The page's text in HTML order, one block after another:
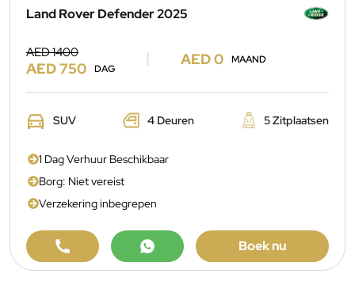
Land Rover Defender 2025
AED 1400
AED 750 DAG
AED 0 MAAND
SUV 4 Deuren 5 Zitplaatsen
1 Dag Verhuur Beschikbaar
Borg: Niet vereist
Verzekering inbegrepen
Boek nu